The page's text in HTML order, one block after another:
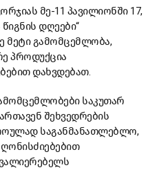
მე-11 პავილიონში 17,
დღეები“
მეტი გამომცემლობა,
პროდუქცია
დახვდებათ.
საკუთარ
შეხვედრების
საგანმანათლებლო,